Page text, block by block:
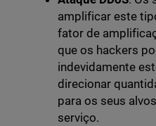
amplificar este
fator de
que os hackers
indevidamente
direcionar
para os seus
serviço.